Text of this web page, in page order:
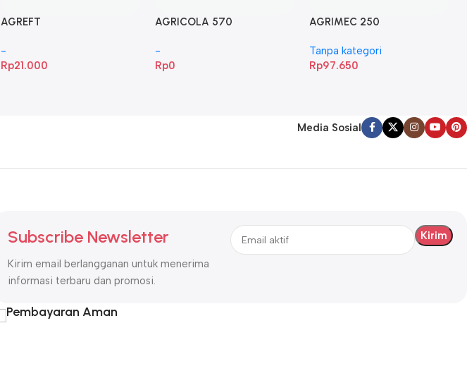
AGREFT
-
Rp21.000
AGRICOLA 570
-
Rp0
AGRIMEC 250
Tanpa kategori
Rp97.650
Media Sosial
Subscribe Newsletter
Kirim email berlangganan untuk menerima
informasi terbaru dan promosi.
Pembayaran Aman